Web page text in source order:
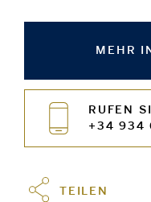
MEHR
RUFEN
+34 934
TEILEN